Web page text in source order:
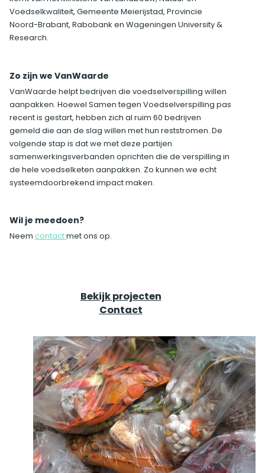
Voedselkwaliteit, Gemeente Meierijstad, Provincie
Noord-Brabant, Rabobank en Wageningen University &
Research.
Zo zijn we VanWaarde
VanWaarde helpt bedrijven die voedselverspilling willen
aanpakken. Hoewel Samen tegen Voedselverspilling pas
recent is gestart, hebben zich al ruim 60 bedrijven
gemeld die aan de slag willen met hun reststromen. De
volgende stap is dat we met deze partijen
samenwerkingsverbanden oprichten die de verspilling in
de hele voedselketen aanpakken. Zo kunnen we echt
systeemdoorbrekend impact maken.
Wil je meedoen?
Neem contactmet ons op.
Bekijk projecten
Contact